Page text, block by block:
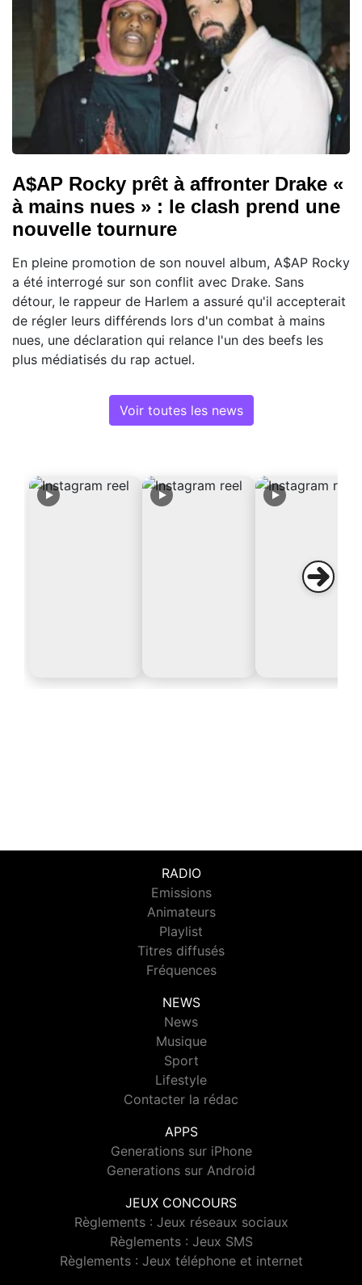
A$AP Rocky prêt à affronter Drake «
à mains nues » : le clash prend une
nouvelle tournure
En pleine promotion de son nouvel album, A$AP Rocky
a été interrogé sur son conflit avec Drake. Sans
détour, le rappeur de Harlem a assuré qu'il accepterait
de régler leurs différends lors d'un combat à mains
nues, une déclaration qui relance l'un des beefs les
plus médiatisés du rap actuel.
Voir toutes les news
RADIO
Emissions
Animateurs
Playlist
Titres diffusés
Fréquences
NEWS
News
Musique
Sport
Lifestyle
Contacter la rédac
APPS
Generations sur iPhone
Generations sur Android
JEUX CONCOURS
Règlements : Jeux réseaux sociaux
Règlements : Jeux SMS
Règlements : Jeux téléphone et internet